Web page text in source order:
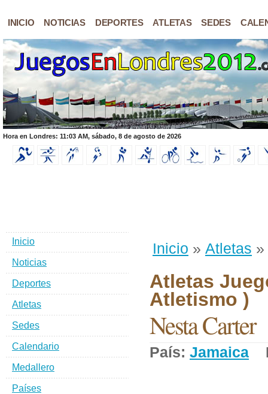
INICIO NOTICIAS DEPORTES ATLETAS SEDES
Hora en Londres: 11:03 AM, sábado, 8 de agosto de 2026
Inicio » Atletas »
Atletas
Atletismo )
Nesta Carter
País: Jamaica
Inicio
Noticias
Deportes
Atletas
Sedes
Calendario
Medallero
Países